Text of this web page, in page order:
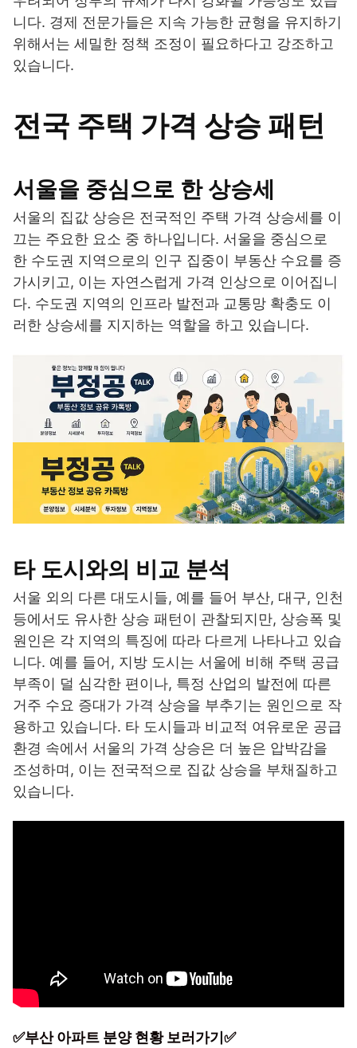
니다. 경제 전문가들은 지속 가능한 균형을 유지하기
위해서는 세밀한 정책 조정이 필요하다고 강조하고
있습니다.
전국 주택 가격 상승 패턴
서울을 중심으로 한 상승세
서울의 집값 상승은 전국적인 주택 가격 상승세를 이
끄는 주요한 요소 중 하나입니다. 서울을 중심으로
한 수도권 지역으로의 인구 집중이 부동산 수요를 증
가시키고, 이는 자연스럽게 가격 인상으로 이어집니
다. 수도권 지역의 인프라 발전과 교통망 확충도 이
러한 상승세를 지지하는 역할을 하고 있습니다.
타 도시와의 비교 분석
서울 외의 다른 대도시들, 예를 들어 부산, 대구, 인천
등에서도 유사한 상승 패턴이 관찰되지만, 상승폭 및
원인은 각 지역의 특징에 따라 다르게 나타나고 있습
니다. 예를 들어, 지방 도시는 서울에 비해 주택 공급
부족이 덜 심각한 편이나, 특정 산업의 발전에 따른
거주 수요 증대가 가격 상승을 부추기는 원인으로 작
용하고 있습니다. 타 도시들과 비교적 여유로운 공급
환경 속에서 서울의 가격 상승은 더 높은 압박감을
조성하며, 이는 전국적으로 집값 상승을 부채질하고
있습니다.
✅부산 아파트 분양 현황 보러가기✅